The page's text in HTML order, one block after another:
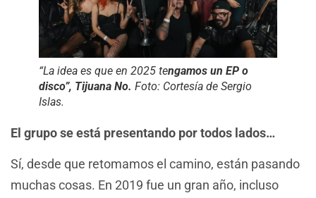
“La idea es que en 2025 tengamos un EP o
disco”, Tijuana No. Foto: Cortesía de Sergio
Islas.
El grupo se está presentando por todos lados…
Sí, desde que retomamos el camino, están pasando
muchas cosas. En 2019 fue un gran año, incluso